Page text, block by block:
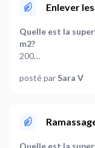
Enlever
Quelle est la
m2?
200
Que faut-il faire
Où en êtes-vous
Je suis prêt à
posté par Sara V
Quelle est la